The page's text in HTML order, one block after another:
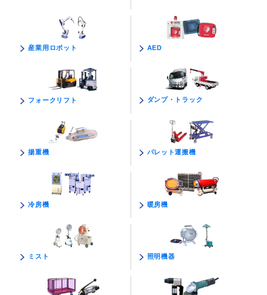
産業用ロボット AED
フォークリフト ダンプ・トラック
揚重機 パレット運搬機
冷房機 暖房機
ミスト 照明機器